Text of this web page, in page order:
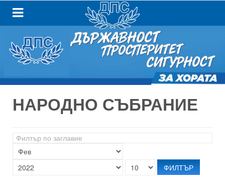
НАРОДНО СЪБРАНИЕ
Филтър
по
заглавие
ФИЛТЪР